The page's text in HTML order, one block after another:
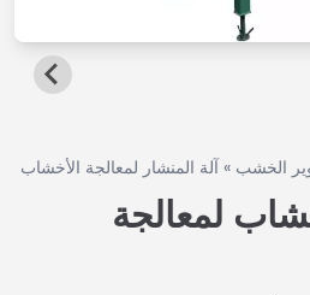
الخشب » آلة المنشار لمعالجة الأخشاب
لمعالجة